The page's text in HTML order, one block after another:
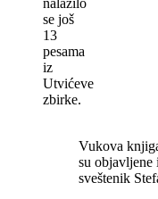
se još
13
pesama
iz
Utvićeve
zbirke.
Vukova
su objavljene
sveštenik